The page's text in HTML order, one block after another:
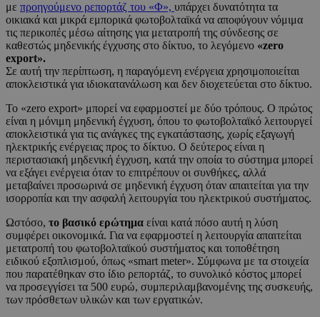
με προηγούμενο ρεπορτάζ του «Φ», υπάρχει δυνατότητα τα
οικιακά και μικρά εμπορικά φωτοβολταϊκά να αποφύγουν νόμιμα
τις περικοπές μέσω αίτησης για μετατροπή της σύνδεσης σε
καθεστώς μηδενικής έγχυσης στο δίκτυο, το λεγόμενο «zero
export».
Σε αυτή την περίπτωση, η παραγόμενη ενέργεια χρησιμοποιείται
αποκλειστικά για ιδιοκατανάλωση και δεν διοχετεύεται στο δίκτυο.
Το «zero export» μπορεί να εφαρμοστεί με δύο τρόπους. Ο πρώτος
είναι η μόνιμη μηδενική έγχυση, όπου το φωτοβολταϊκό λειτουργεί
αποκλειστικά για τις ανάγκες της εγκατάστασης, χωρίς εξαγωγή
ηλεκτρικής ενέργειας προς το δίκτυο. Ο δεύτερος είναι η
περιστασιακή μηδενική έγχυση, κατά την οποία το σύστημα μπορεί
να εξάγει ενέργεια όταν το επιτρέπουν οι συνθήκες, αλλά
μεταβαίνει προσωρινά σε μηδενική έγχυση όταν απαιτείται για την
ισορροπία και την ασφαλή λειτουργία του ηλεκτρικού συστήματος.
Ωστόσο, το βασικό ερώτημα είναι κατά πόσο αυτή η λύση
συμφέρει οικονομικά. Για να εφαρμοστεί η λειτουργία απαιτείται
μετατροπή του φωτοβολταϊκού συστήματος και τοποθέτηση
ειδικού εξοπλισμού, όπως «smart meter». Σύμφωνα με τα στοιχεία
που παρατέθηκαν στο ίδιο ρεπορτάζ, το συνολικό κόστος μπορεί
να προσεγγίσει τα 500 ευρώ, συμπεριλαμβανομένης της συσκευής,
των πρόσθετων υλικών και των εργατικών.